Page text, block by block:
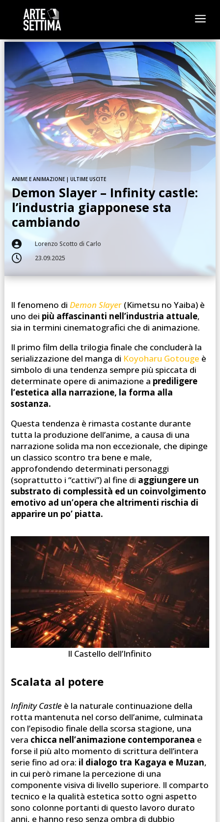
a
ANIME E ANIMAZIONE| ULTIME USCITE
Demon Slayer – Infinity castle:
l’industria giapponese sta
cambiando
 Lorenzo Scotto di Carlo
 23.09.2025
Il fenomeno di Demon Slayer(Kimetsu no Yaiba) è
uno dei più affascinanti nell’industria attuale,
sia in termini cinematografici che di animazione.
Il primo film della trilogia finale che concluderà la
serializzazione del manga di Koyoharu Gotouge è
simbolo di una tendenza sempre più spiccata di
determinate opere di animazione a prediligere
l’estetica alla narrazione, la forma alla
sostanza.
Questa tendenza è rimasta costante durante
tutta la produzione dell’anime, a causa di una
narrazione solida ma non eccezionale, che dipinge
un classico scontro tra bene e male,
approfondendo determinati personaggi
(soprattutto i “cattivi”) al fine di aggiungere un
substrato di complessità ed un coinvolgimento
emotivo ad un’opera che altrimenti rischia di
apparire un po’ piatta.
Il Castello dell’Infinito
Scalata al potere
Infinity Castleè la naturale continuazione della
rotta mantenuta nel corso dell’anime, culminata
con l’episodio finale della scorsa stagione, una
vera chicca nell’animazione contemporanea e
forse il più alto momento di scrittura dell’intera
serie fino ad ora: il dialogo tra Kagaya e Muzan,
in cui però rimane la percezione di una
componente visiva di livello superiore. Il comparto
tecnico e la qualità estetica sotto ogni aspetto
sono colonne portanti di questo lavoro durato
anni, e hanno reso senza ombra di dubbio